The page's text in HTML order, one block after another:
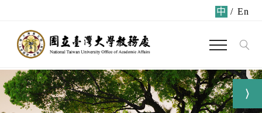
中 / En